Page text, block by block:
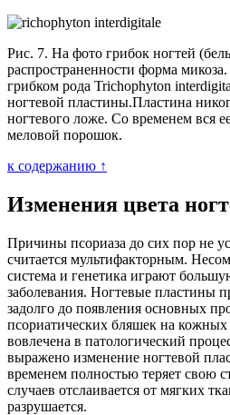
Рис. 7. На фото грибок ногтей
распространенности форма
грибком рода Trichophyton
ногтевой пластины.Пластина
ногтевого ложе. Со временем вся
меловой порошок.
к содержанию ↑
Изменения цвета
Причины псориаза до сих пор не
считается мультифакторным.
система и генетика играют
заболевания. Ногтевые пластины
задолго до появления основных
псориатических бляшек на
вовлечена в патологический
выражено изменение ногтевой
временем полностью теряет свою
случаев отслаивается от мягких
разрушается.